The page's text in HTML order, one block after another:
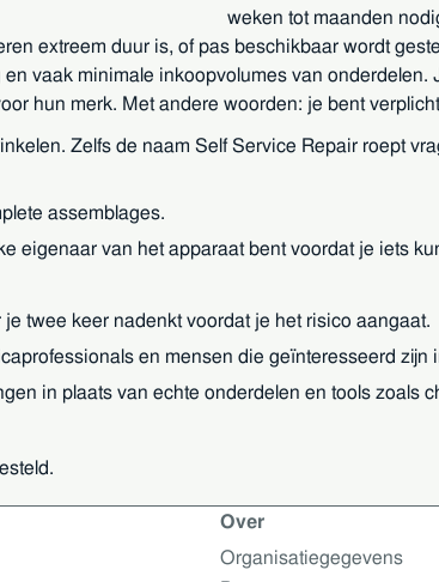
weken tot maanden
extreem duur is, of pas beschikbaar wordt
vaak minimale inkoopvolumes van
hun merk. Met andere woorden: je bent
Zelfs de naam Self Service Repair roept
assemblages.
eigenaar van het apparaat bent voordat je iets
twee keer nadenkt voordat je het risico aangaat.
en mensen die geïnteresseerd zijn
in plaats van echte onderdelen en tools zoals
Over
Organisatiegegevens